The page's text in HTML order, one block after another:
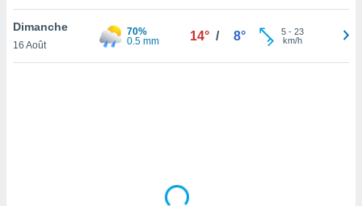
à
en
le
Dimanche
16 Août
70%
0.5 mm
14° / 8° 5- 23
km/h